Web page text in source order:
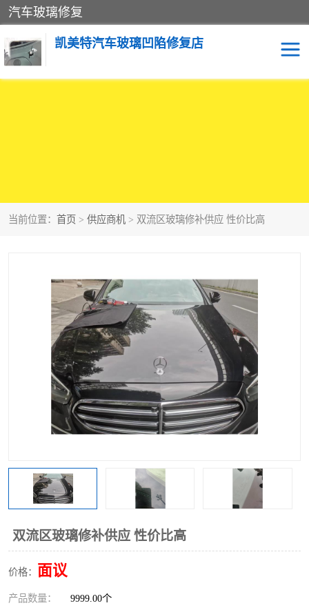
汽车玻璃修复
凯美特汽车玻璃凹陷修复店
当前位置： 首页 > 供应商机 > 双流区玻璃修补供应 性价比高
双流区玻璃修补供应 性价比高
价格： 面议
产品数量： 9999.00个